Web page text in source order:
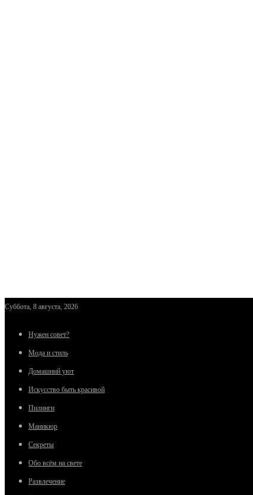
Суббота, 8 августа, 2026
Нужен совет?
Мода и стиль
Домашний уют
Искусство быть красивой
Пилинги
Маникюр
Секреты
Обо всём на свете
Развлечение